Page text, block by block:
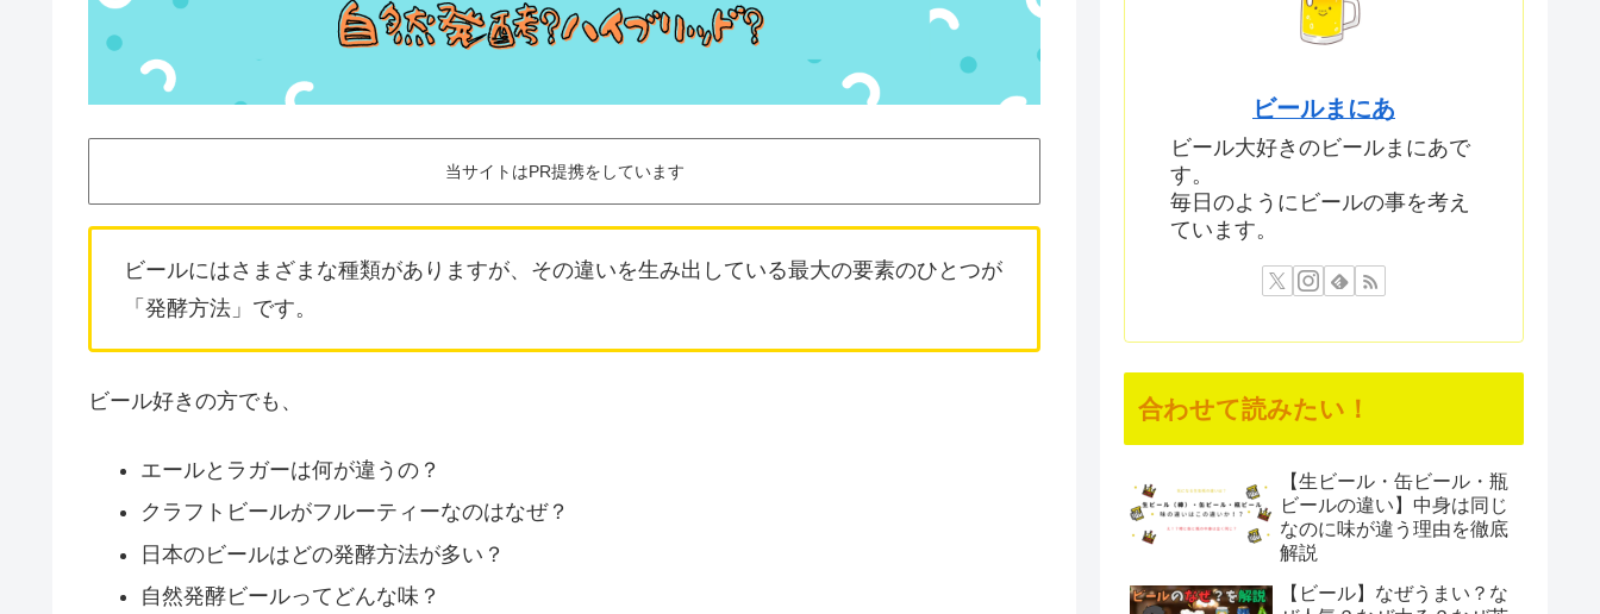
当サイトはPR提携をしています
ビールにはさまざまな種類がありますが、その違いを生み出している最大の要素のひとつが
「発酵方法」です。
ビール好きの方でも、
エールとラガーは何が違うの？
クラフトビールがフルーティーなのはなぜ？
日本のビールはどの発酵方法が多い？
自然発酵ビールってどんな味？
ビールまにあ
ビール大好きのビールまにあで
す。
毎日のようにビールの事を考え
ています。
合わせて読みたい！
【生ビール・缶ビール・瓶
ビールの違い】中身は同じ
なのに味が違う理由を徹底
解説
【ビール】なぜうまい？な